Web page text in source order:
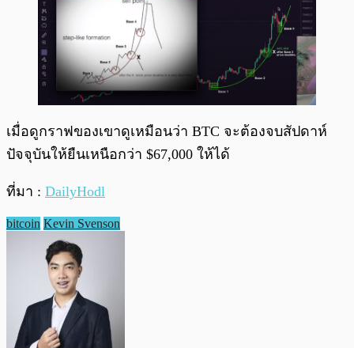
เมื่อดูกราฟของเขาดูเหมือนว่า BTC จะต้องจบสัปดาห์
ปัจจุบันให้ยืนเหนือกว่า $67,000 ให้ได้
ที่มา : DailyHodl
bitcoin Kevin Svenson